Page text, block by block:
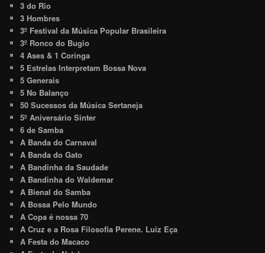
3 do Rio
3 Hombres
3º Festival da Música Popular Brasileira
3º Ronco do Bugio
4 Ases & 1 Coringa
5 Estrelas Interpretam Bossa Nova
5 Generais
5 No Balanço
50 Sucessos da Música Sertaneja
5º Aniversário Sinter
6 de Samba
A Banda do Carnaval
A Banda do Gato
A Bandinha da Saudade
A Bandinha do Waldemar
A Bienal do Samba
A Bossa Pelo Mundo
A Copa é nossa 70
A Cruz e a Rosa Filosofia Perene. Luiz Eça
A Festa do Macaco